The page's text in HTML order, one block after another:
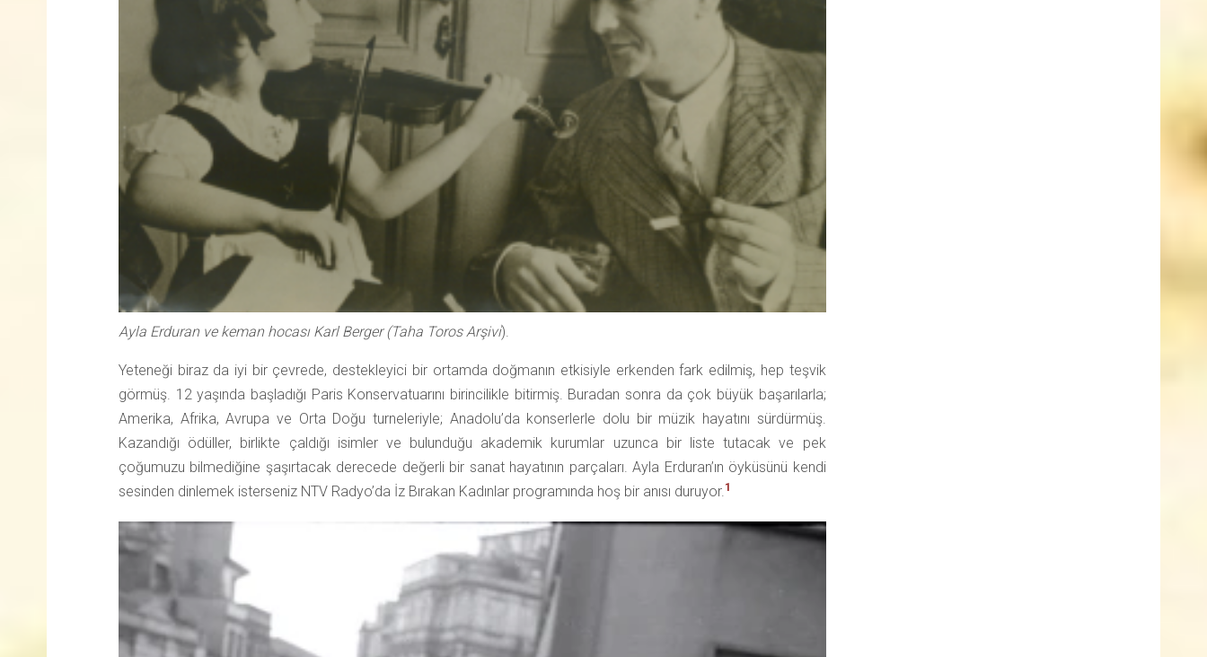
Ayla Erduran ve keman hocası Karl Berger (Taha Toros Arşivi).
Yeteneği biraz da iyi bir çevrede, destekleyici bir ortamda doğmanın etkisiyle erkenden fark edilmiş, hep teşvik
görmüş. 12 yaşında başladığı Paris Konservatuarını birincilikle bitirmiş. Buradan sonra da çok büyük başarılarla;
Amerika, Afrika, Avrupa ve Orta Doğu turneleriyle; Anadolu’da konserlerle dolu bir müzik hayatını sürdürmüş.
Kazandığı ödüller, birlikte çaldığı isimler ve bulunduğu akademik kurumlar uzunca bir liste tutacak ve pek
çoğumuzu bilmediğine şaşırtacak derecede değerli bir sanat hayatının parçaları. Ayla Erduran’ın öyküsünü kendi
sesinden dinlemek isterseniz NTV Radyo’da İz Bırakan Kadınlar programında hoş bir anısı duruyor.1